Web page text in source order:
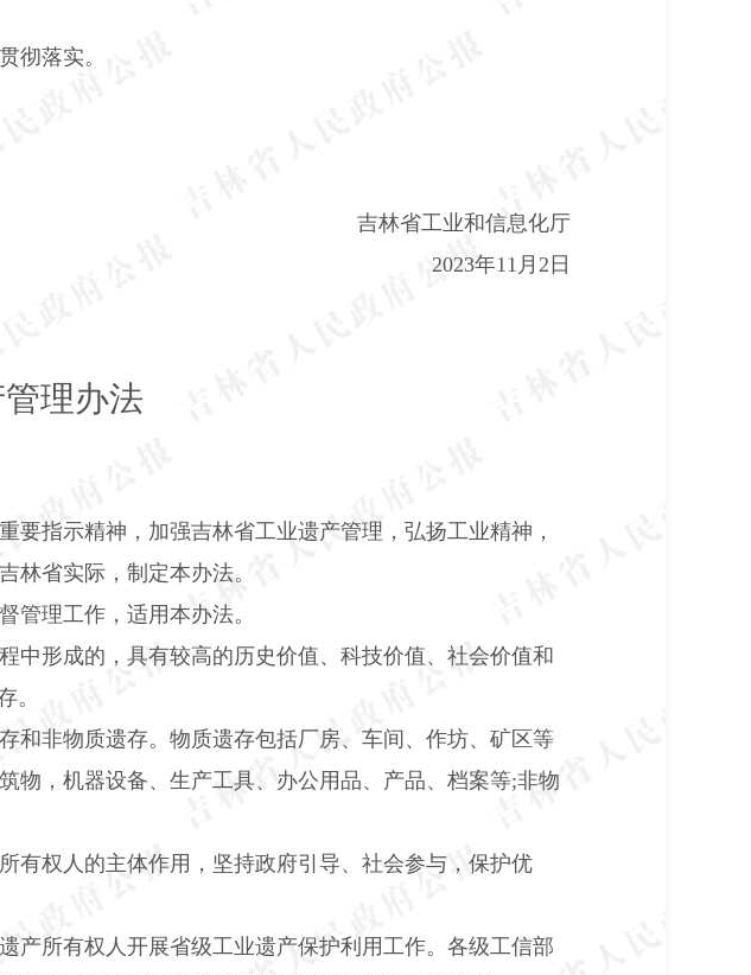
彻落实。
吉林省工业和信息化厅
2023年11 月 2 日
理办法
指示精神，加强吉林省工业遗产管理，弘扬工业精神，
林省实际，制定本办法。
理工作，适用本办法。
形成的，具有较高的历史价值、科技价值、社会价值和
。
和非物质遗存。物质遗存包括厂房、车间、作坊、矿区等
物，机器设备、生产工具、办公用品、产品、档案等;非物
权人的主体作用，坚持政府引导、社会参与，保护优
所有权人开展省级工业遗产保护利用工作。各级工信部